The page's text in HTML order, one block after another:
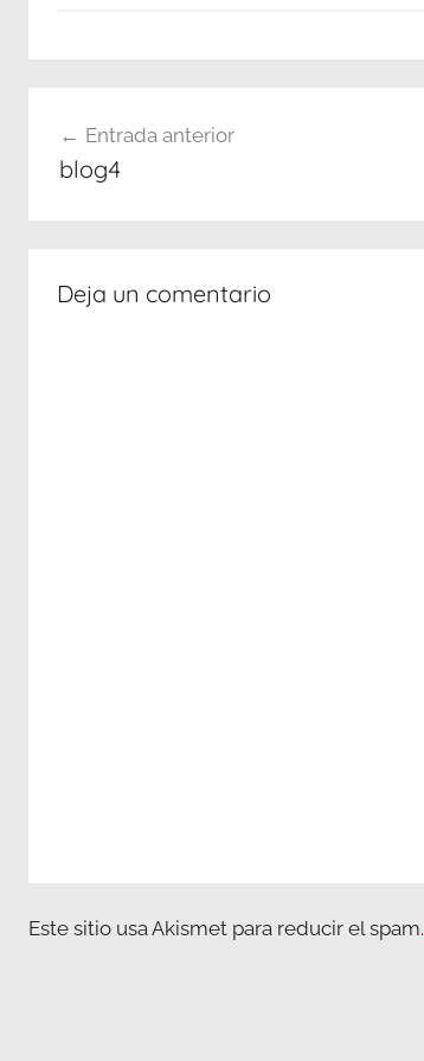
de
entradas
Entrada anterior
blog4
Deja un comentario
Este sitio usa Akismet para reducir el spam.